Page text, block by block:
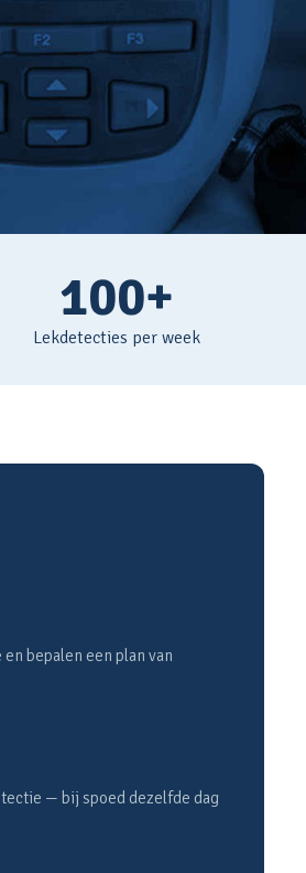
100+
Lekdetecties per week
bepalen een plan van
— bij spoed dezelfde dag